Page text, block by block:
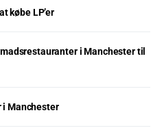
købe LP’er
i Manchester til
i Manchester